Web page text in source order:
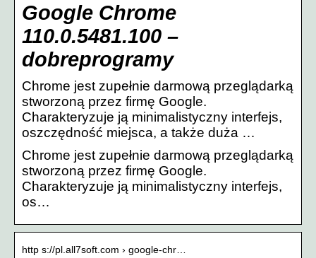
Google Chrome
110.0.5481.100 –
dobreprogramy
Chrome jest zupełnie darmową przeglądarką
stworzoną przez firmę Google.
Charakteryzuje ją minimalistyczny interfejs,
oszczędność miejsca, a także duża …
Chrome jest zupełnie darmową przeglądarką
stworzoną przez firmę Google.
Charakteryzuje ją minimalistyczny interfejs,
os…
http s://pl.all7soft.com › google-chr…